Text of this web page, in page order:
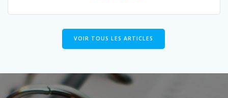
VOIR TOUS LES ARTICLES